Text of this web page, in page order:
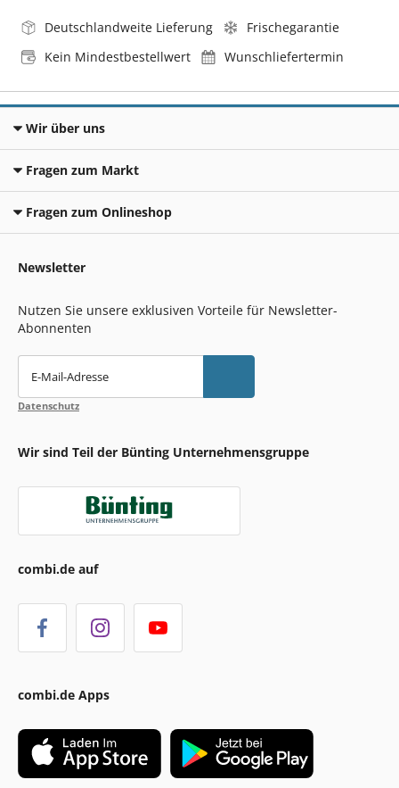
Deutschlandweite Lieferung
Frischegarantie
Kein Mindestbestellwert
Wunschliefertermin
Wir über uns
Fragen zum Markt
Fragen zum Onlineshop
Newsletter
Nutzen Sie unsere exklusiven Vorteile für Newsletter-
Abonnenten
E-Mail-Adresse
Datenschutz
Wir sind Teil der Bünting Unternehmensgruppe
combi.de auf
combi.de Apps